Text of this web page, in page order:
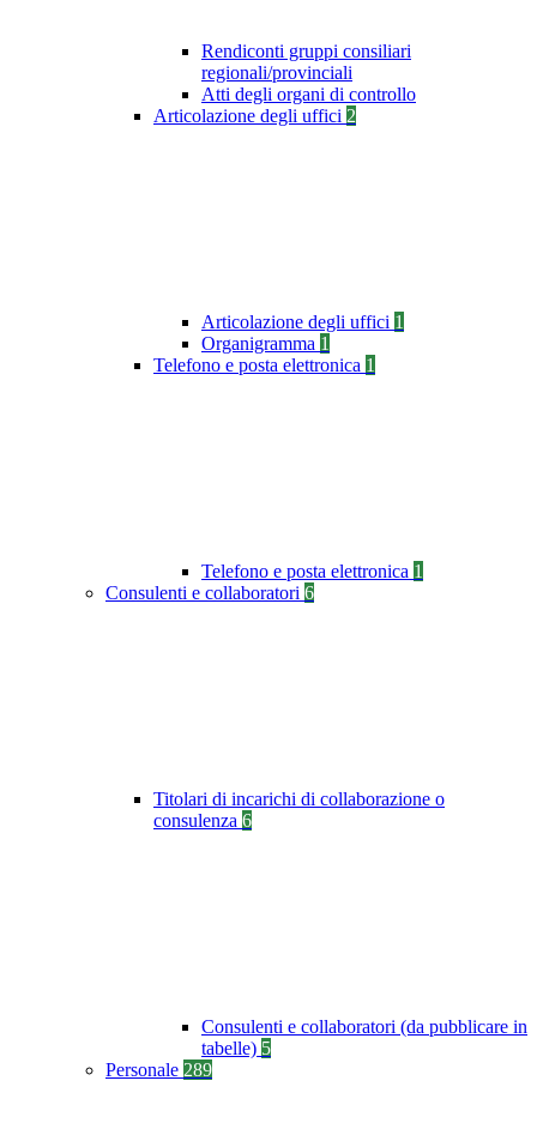
Rendiconti gruppi consiliari
regionali/provinciali
Atti degli organi di controllo
Articolazione degli uffici 2
Articolazione degli uffici 1
Organigramma 1
Telefono e posta elettronica 1
Telefono e posta elettronica 1
Consulenti e collaboratori 6
Titolari di incarichi di collaborazione o
consulenza 6
Consulenti e collaboratori (da pubblicare in
tabelle) 5
Personale 289